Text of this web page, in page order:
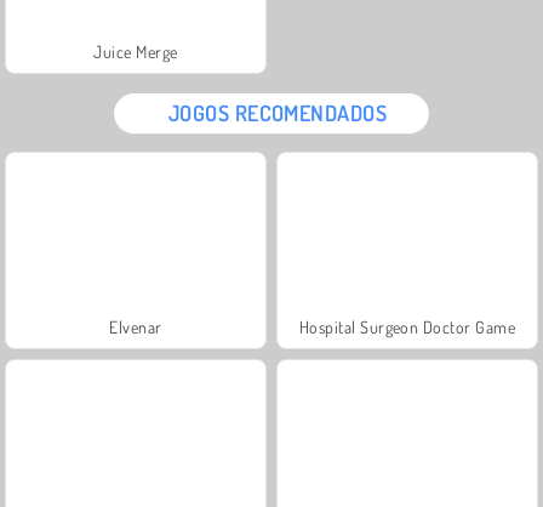
Juice Merge
JOGOS RECOMENDADOS
Elvenar Hospital Surgeon Doctor Game